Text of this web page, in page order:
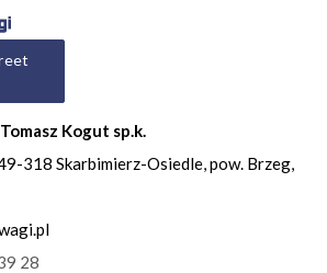
Kogut sp.k.
318 Skarbimierz-Osiedle, pow. Brzeg,
28